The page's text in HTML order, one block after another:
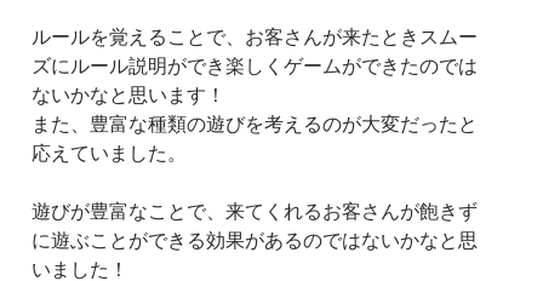
ルールを覚えることで、お客さんが来たときスムー
ズにルール説明ができ楽しくゲームができたのでは
ないかなと思います！
また、豊富な種類の遊びを考えるのが大変だったと
応えていました。
遊びが豊富なことで、来てくれるお客さんが飽きず
に遊ぶことができる効果があるのではないかなと思
いました！